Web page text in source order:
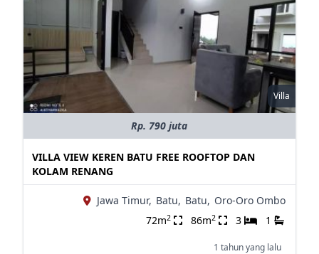
Villa
Rp. 790 juta
VILLA VIEW KEREN BATU FREE ROOFTOP DAN
KOLAM RENANG
Jawa Timur, Batu, Batu, Oro-Oro Ombo
72m2 86m2 3 1
1 tahun yang lalu